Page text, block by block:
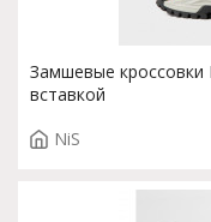
Замшевые кроссовки
вставкой
NiS